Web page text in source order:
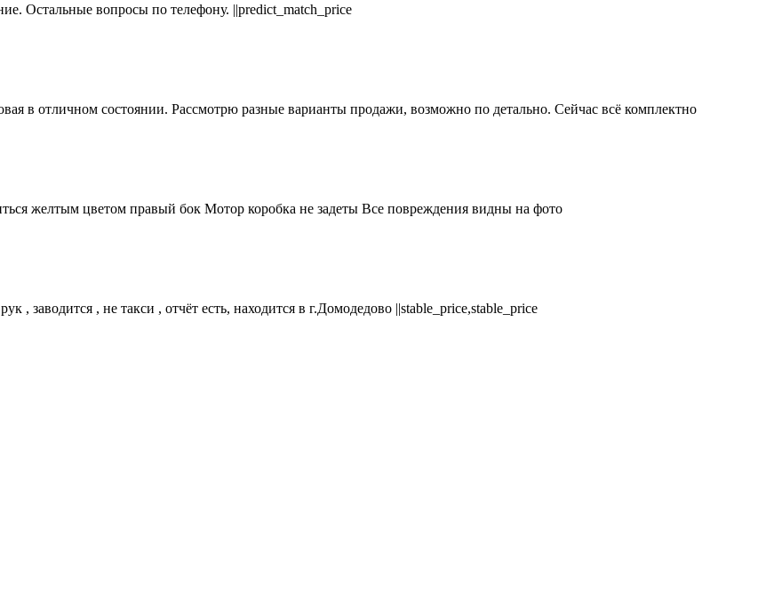
Остальные вопросы по телефону. ||predict_match_price
в отличном состоянии. Рассмотрю разные варианты продажи, возможно по детально. Сейчас всё комплектно
желтым цветом правый бок Мотор коробка не задеты Все повреждения видны на фото
заводится , не такси , отчёт есть, находится в г.Домодедово ||stable_price,stable_price